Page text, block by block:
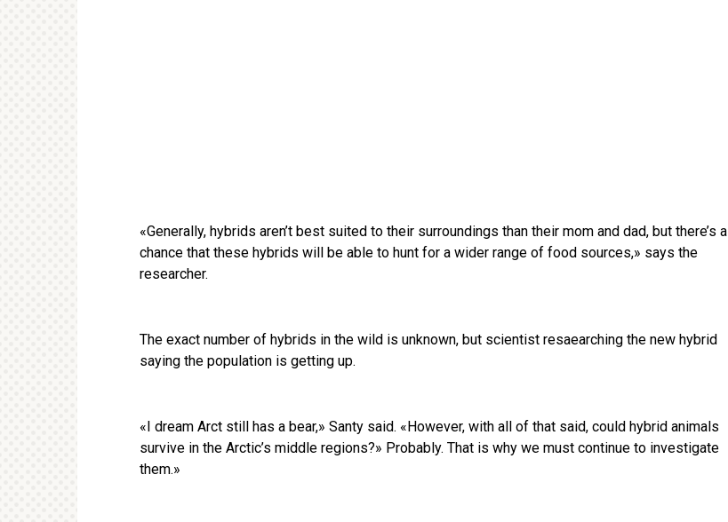
«Generally, hybrids aren’t best suited to their surroundings than their mom and dad, but there’s a
chance that these hybrids will be able to hunt for a wider range of food sources,» says the
researcher.
The exact number of hybrids in the wild is unknown, but scientist resaearching the new hybrid
saying the population is getting up.
«I dream Arct still has a bear,» Santy said. «However, with all of that said, could hybrid animals
survive in the Arctic’s middle regions?» Probably. That is why we must continue to investigate
them.»